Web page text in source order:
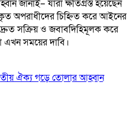
জানাই– যারা ক্ষতিগ্রস্ত হয়েছেন
অপরাধীদের চিহ্নিত করে আইনের
সক্রিয় ও জবাবদিহিমূলক করে
এখন সময়ের দাবি।
ঐক্য গড়ে তোলার আহ্বান